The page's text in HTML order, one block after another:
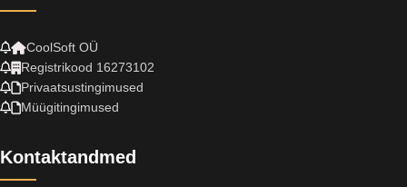
CoolSoft OÜ
Registrikood 16273102
Privaatsustingimused
Müügitingimused
Kontaktandmed